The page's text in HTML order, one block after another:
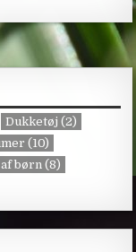
Dukketøj (2)
(10)
børn (8)